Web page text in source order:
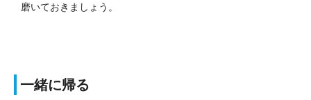
磨いておきましょう。
一緒に帰る